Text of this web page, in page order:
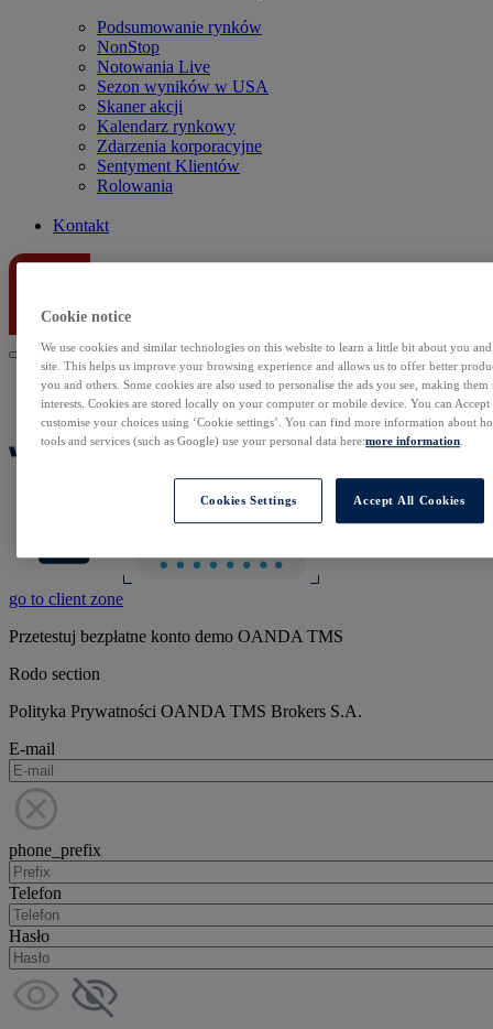
Podsumowanie rynków
NonStop
Notowania Live
Sezon wyników w USA
Skaner akcji
Kalendarz rynkowy
Zdarzenia korporacyjne
Sentyment Klientów
Rolowania
Kontakt
go to client zone
Przetestuj bezpłatne konto demo OANDA TMS
Rodo section
Polityka Prywatności OANDA TMS Brokers S.A.
E-mail
phone_prefix
Telefon
Hasło
Cookie notice
We use cookies and similar technologies on this website to learn a little bit about you
site. This helps us improve your browsing experience and allows us to offer better
you and others. Some cookies are also used to personalise the ads you see, making
interests. Cookies are stored locally on your computer or mobile device. You can
customise your choices using ‘Cookie settings’. You can find more information about
tools and services (such as Google) use your personal data here:more information
Cookies Settings Accept All Cookies